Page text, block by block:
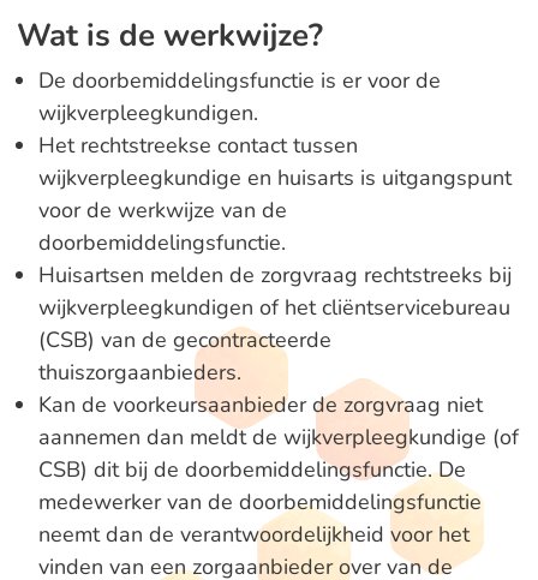
Wat is de werkwijze?
De doorbemiddelingsfunctie is er voor de
wijkverpleegkundigen.
Het rechtstreekse contact tussen
wijkverpleegkundige en huisarts is uitgangspunt
voor de werkwijze van de
doorbemiddelingsfunctie.
Huisartsen melden de zorgvraag rechtstreeks bij
wijkverpleegkundigen of het cliëntservicebureau
(CSB) van de gecontracteerde
thuiszorgaanbieders.
Kan de voorkeursaanbieder de zorgvraag niet
aannemen dan meldt de wijkverpleegkundige (of
CSB) dit bij de doorbemiddelingsfunctie. De
medewerker van de doorbemiddelingsfunctie
neemt dan de verantwoordelijkheid voor het
vinden van een zorgaanbieder over van de